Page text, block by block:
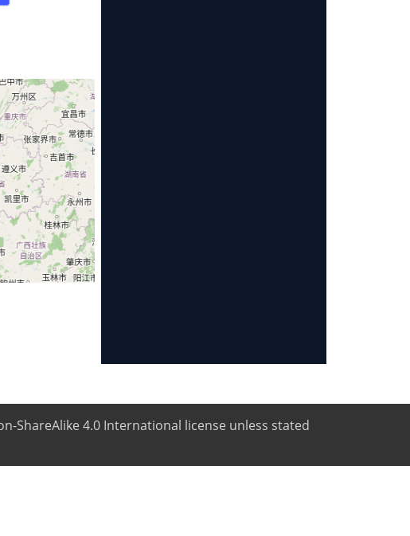
ShareAlike 4.0 International license unless stated